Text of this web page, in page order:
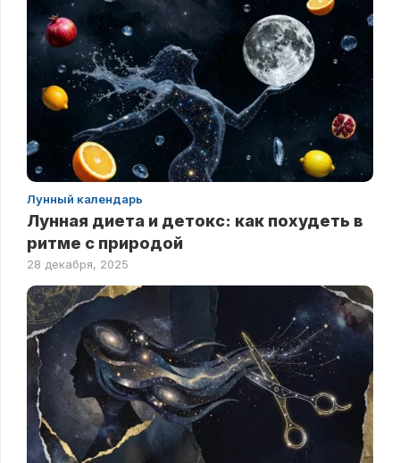
Лунный календарь
Лунная диета и детокс: как похудеть в
ритме с природой
28 декабря, 2025